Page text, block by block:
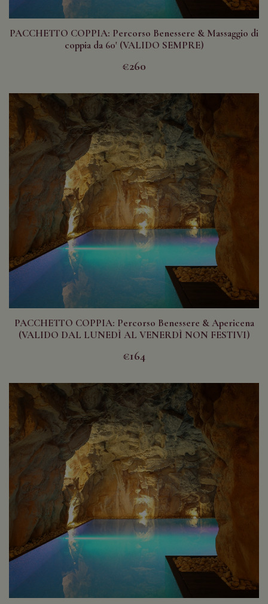
PACCHETTO COPPIA: Percorso Benessere & Massaggio di
coppia da 60' (VALIDO SEMPRE)
€260
PACCHETTO COPPIA: Percorso Benessere & Apericena
(VALIDO DAL LUNEDÌ AL VENERDÌ NON FESTIVI)
€164